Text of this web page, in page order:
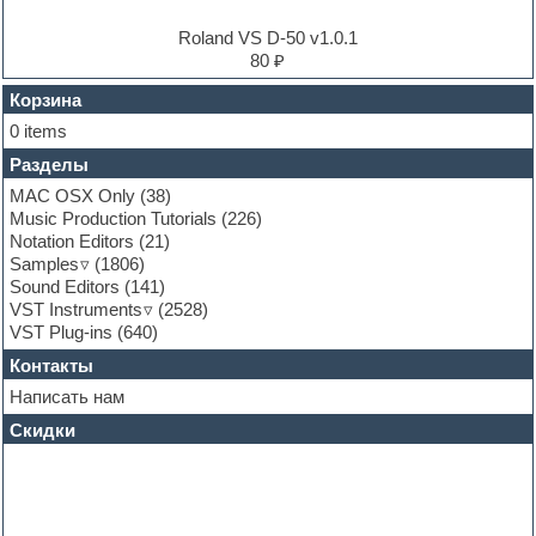
FL Studio
Flute
Folk samples
Fruityloops
Funk
Garritan
General MIDI kits
Guitar emulation
Guitar loops
Guitar processing and effects
Hands-up samples
Hardstyle
Heavy metal sample packs
Hip-hop
House music
Hypersonic
Jazz
Roland VS D-50 v1.0.1
80 ₽
Корзина
0 items
Разделы
MAC OSX Only (38)
Music Production Tutorials (226)
Notation Editors (21)
Samples
(1806)
Sound Editors (141)
VST Instruments
(2528)
VST Plug-ins (640)
Контакты
Написать нам
Скидки